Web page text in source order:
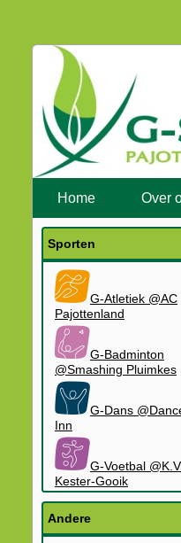
Home Over
Sporten
G-Atletiek @AC
Pajottenland
G-Badminton
@Smashing Pluimkes
G-Dans
Inn
G-Voetbal @K.V.
Kester-Gooik
Andere